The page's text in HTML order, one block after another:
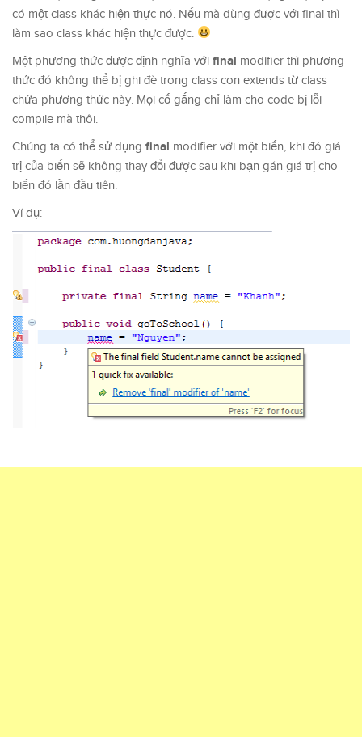
có một class khác hiện thực nó. Nếu mà dùng được với final thì
làm sao class khác hiện thực được.
Một phương thức được định nghĩa với final modifier thì phương
thức đó không thể bị ghi đè trong class con extends từ class
chứa phương thức này. Mọi cố gắng chỉ làm cho code bị lỗi
compile mà thôi.
Chúng ta có thể sử dụng final modifier với một biến, khi đó giá
trị của biến sẽ không thay đổi được sau khi bạn gán giá trị cho
biến đó lần đầu tiên.
Ví dụ: